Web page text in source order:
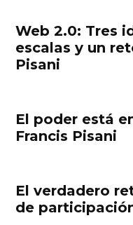
Web 2.0: Tres
escalas y un
Pisani
El poder está
Francis Pisani
El verdadero
de